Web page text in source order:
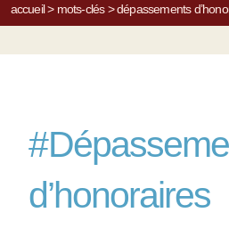
accueil> mots-clés> dépassements
#
d’honoraires